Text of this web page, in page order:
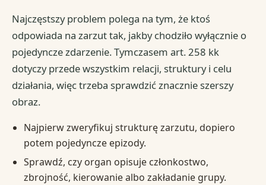
Najczęstszy problem polega na tym, że ktoś
odpowiada na zarzut tak, jakby chodziło wyłącznie o
pojedyncze zdarzenie. Tymczasem art. 258 kk
dotyczy przede wszystkim relacji, struktury i celu
działania, więc trzeba sprawdzić znacznie szerszy
obraz.
Najpierw zweryfikuj strukturę zarzutu, dopiero
potem pojedyncze epizody.
Sprawdź, czy organ opisuje członkostwo,
zbrojność, kierowanie albo zakładanie grupy.